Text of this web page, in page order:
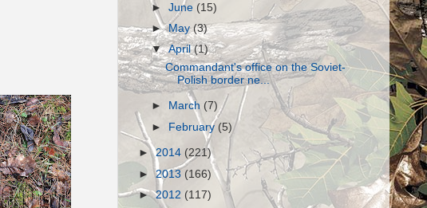
►June (15)
►May (3)
▼April(1)
Commandant's office on the Soviet-
Polish border ne...
► March (7)
► February (5)
►2014 (221)
►2013 (166)
►2012 (117)